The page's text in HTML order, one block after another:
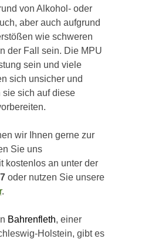
von Alkohol- oder
aber auch aufgrund
wie schweren
der Fall sein. Die MPU
sein und viele
sich unsicher und
sie sich auf diese
wir Ihnen gerne zur
Sie uns
kostenlos an unter der
oder nutzen Sie unsere
.
Bahrenfleth, einer
Holstein, gibt es